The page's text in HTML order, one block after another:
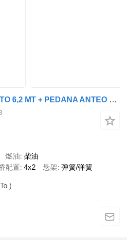
IVECO 80E18 TELONATO 6,2 MT + PEDANA ANTEO 1,5 TON
燃油 柴油
配置 4x2 悬架 弹簧/弹簧
)